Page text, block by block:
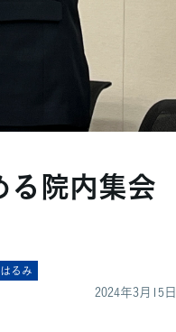
る院内集会
るみ
2024年3月15日